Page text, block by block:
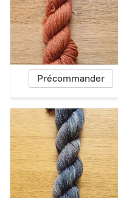
Précommander